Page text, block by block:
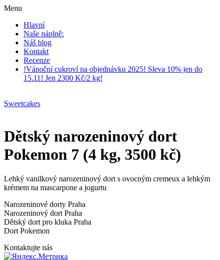
Menu
Hlavní
Naše náplně:
Náš blog
Kontakt
Recenze
!Vánoční cukroví na objednávku 2025! Sleva 10% jen do
15.11! Jen 2300 Kč/2 kg!
Sweetcakes
Dětský narozeninový dort
Pokemon 7 (4 kg, 3500 kč)
Lehký vanilkový narozeninový dort s ovocným cremeux a lehkým
krémem na mascarpone a jogurtu
Narozeninové dorty Praha
Narozeninový dort Praha
Dětský dort pro kluka Praha
Dort Pokemon
Kontaktujte nás